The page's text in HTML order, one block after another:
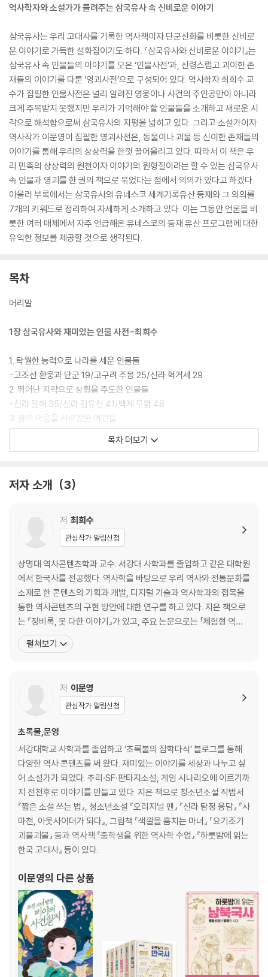
역사학자와 소설가가 들려주는 삼국유사 속 신비로운 이야기
삼국유사는 우리 고대사를 기록한 역사책이자 단군신화를 비롯한 신비로
운 이야기로 가득한 설화집이기도 하다. 『삼국유사와 신비로운 이야기』는
삼국유사 속 인물들의 이야기를 모은 ‘인물사전’과, 신령스럽고 괴이한 존
재들의 이야기를 다룬 ‘영괴사전’으로 구성되어 있다. 역사학자 최희수 교
수가 집필한 인물사전은 널리 알려진 영웅이나 사건의 주인공만이 아니라
크게 주목받지 못했지만 우리가 기억해야 할 인물들을 소개하고 새로운 시
각으로 해석함으로써 삼국유사의 지평을 넓히고 있다. 그리고 소설가이자
역사작가 이문영이 집필한 영괴사전은, 동물이나 괴물 등 신이한 존재들의
이야기를 통해 우리의 상상력을 한껏 끌어올리고 있다. 따라서 이 책은 우
리 민족의 상상력의 원천이자 이야기의 원형질이라는 할 수 있는 삼국유사
속 인물과 영괴를 한 권의 책으로 묶었다는 점에서 의의가 있다고 하겠다.
아울러 부록에서는 삼국유사의 유네스코 세계기록유산 등재와 그 의의를
7개의 키워드로 정리하여 자세하게 소개하고 있다. 이는 그동안 언론을 비
롯한 여러 매체에서 자주 언급해온 유네스코의 등재 유산 프로그램에 대한
유익한 정보를 제공할 것으로 생각된다.
목차
머리말
1장 삼국유사와 재미있는 인물 사전-최희수
1. 탁월한 능력으로 나라를 세운 인물들
-고조선 환웅과 단군 19/고구려 주몽 25/신라 혁거세 29
2. 뛰어난 지략으로 상황을 주도한 인물들
-신라 탈해 35/신라 김유신 41/백제 무왕 48
3. 왕의 마음을 사로잡은 여인들
-신라 지증왕과 모량부 상공의 딸 56/신라 진지왕과 도화녀 62/신라 경
과 범교사 81
-신라 아달라왕대 일관 86/백제 의자왕대 무당 90/신라 신문왕대 일관
김춘질 92/신라 선덕왕대 아찬 여삼 95
6. 충성과 배신의 인물들
-고조선 성기와 조선상 노인 등 99/신라 물계자 103/백제 성충, 흥수, 의
직, 상영, 계백과 문사 106
7. 신과 하늘을 감동시킨 인물들
-목숨을 건 수도, 진표 111/지성이면 감천, 욱면 114/욕정을 인내하다, 광
덕과 엄장 116/시험에 들지 말게 하소서, 노힐부득과 달달박박 120
8. 2인자와 패배자로 지낸 인물들
-평생을 2인자로 산 인물, 김인문 124/왕위 계승자에서 반란의 주역으로,
-예리한 관찰력, 선덕여왕 134/적을 물리치는 신통력, 명랑 137/여우 잡
는 활 솜씨, 거타지 141
-고구려의 속박에서 벗어나려는 꿈, 눌지왕 146/교리와 계율로부터 자유
로워지는 꿈, 원효 149/세속의 대중이 지키는 최소한의 규율, 원광 153
2장 삼국유사와 신이한 영괴 사전-이문영
1. 왜 미련퉁이 곰이었을까
-단군신화와 웅녀 159/곰나루 전설 163/신령한 존재, 곰 165/변화의 상
징, 곰 168
2. 결코 가질 수 없는 존재, 호랑이
호랑이 177/김현이 호랑이에 감동하다 179/불교와 호랑이 185
3. 경계를 넘어서는 말
-왕을 불러오는 말 189/나라 이름과 말 193/불교와 말 195
4. 천변만화 자유자재의 용
-용과 고구려 198/용과 백제 200/용과 신라 201/용과 불교 205/용의 아
들, 처용 209/사람을 괴롭히는 용 211
5. 징그럽지만 꼭 그렇지만은 않은 뱀
목차 더보기
저자 소개 3
저 최희수
관심작가 알림신청
상명대 역사콘텐츠학과 교수. 서강대 사학과를 졸업하고 같은 대학원
에서 한국사를 전공했다. 역사학을 바탕으로 우리 역사와 전통문화를
소재로 한 콘텐츠의 기획과 개발, 디지털 기술과 역사학과의 접목을
통한 역사콘텐츠의 구현 방안에 대한 연구를 하고 있다. 지은 책으로
는 『징비록, 못 다한 이야기』가 있고, 주요 논문으로는 「체험형 역사
콘텐츠와 한국고대사: 역사적 상상력의 제고를 중심으로」, 「지역문화
자원 아카이브 콘텐츠 큐레이션 방안 연구」, 「역사교육을 위한 메타
펼쳐보기
저 이문영
관심작가 알림신청
초록불,문영
서강대학교 사학과를 졸업하고 ‘초록불의 잡학다식’ 블로그를 통해
다양한 역사 콘텐츠를 써 왔다. 재미있는 이야기를 세상과 나누고 싶
어 소설가가 되었다. 추리·SF·판타지소설, 게임 시나리오에 이르기까
지 전천후로 이야기를 만들고 있다. 지은 책으로 청소년소설 작법서
『짧은 소설 쓰는 법』, 청소년소설 『오리지널 맨』 『신라 탐정 용담』 『사
마천, 아웃사이더가 되다』, 그림책 『색깔을 훔치는 마녀』 『요기조기
괴물괴물』 등과 역사책 『중학생을 위한 역사학 수업』 『하룻밤에 읽는
한국 고대사』 등이 있다.
이문영의 다른 상품